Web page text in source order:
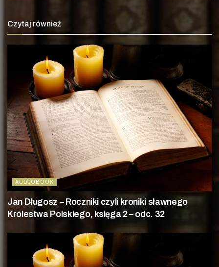
Czytaj również
AUDIOBOOK
Jan Długosz – Roczniki czyli kroniki sławnego
Królestwa Polskiego, księga 2 – odc. 32